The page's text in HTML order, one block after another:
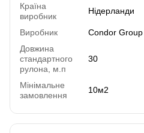
Країна
виробник
Нідерланди
Виробник
Condor Group
Довжина
стандартного
рулона, м.п
30
Мінімальне
замовлення
10м2